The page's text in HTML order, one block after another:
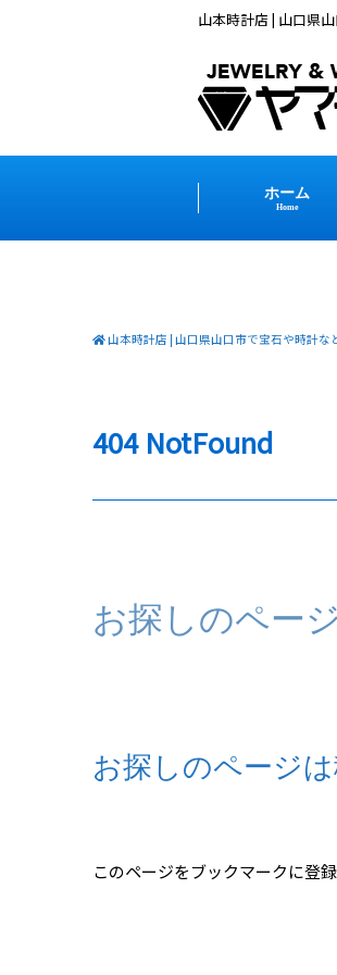
山本時計店 | 山口県
ホーム
Home
山本時計店 | 山口県山口市で宝石や時計な
404 NotFound
お探しのペー
お探しのページ
このページをブックマークに登